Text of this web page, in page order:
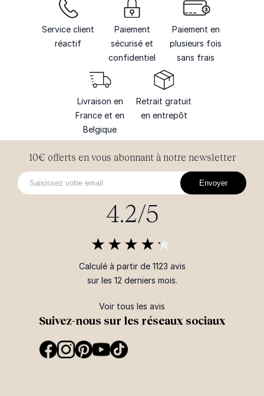
Service client
réactif
Paiement
sécurisé et
confidentiel
Paiement en
plusieurs fois
sans frais
Livraison en
France et en
Belgique
Retrait gratuit
en entrepôt
Suivez-nous sur les réseaux sociaux
10€ offerts en vous abonnant à notre newsletter
Envoyer
4.2/5
Calculé à partir de 1123 avis
sur les 12 derniers mois.
Voir tous les avis